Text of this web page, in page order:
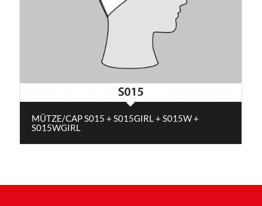
MÜTZE/CAP S015 + S015GIRL + S015W +
S015WGIRL